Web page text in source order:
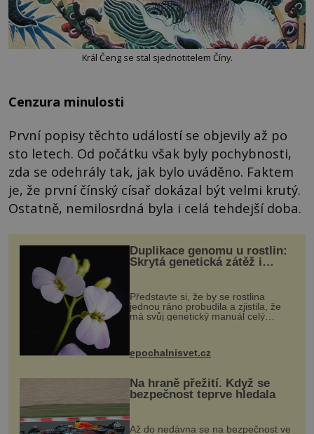
Král Čeng se stal sjednotitelem Číny.
Cenzura minulosti
První popisy těchto událostí se objevily až po
sto letech. Od počátku však byly pochybnosti,
zda se odehrály tak, jak bylo uváděno. Faktem
je, že první čínský císař dokázal být velmi krutý.
Ostatně, nemilosrdná byla i celá tehdejší doba.
Duplikace genomu u rostlin:
Skrytá genetická zátěž i
Představte si, že by se rostlina
jednou ráno probudila a zjistila, že
má svůj genetický manuál celý
vstupenka...
epochalnisvet.cz
Na hraně přežití. Když se
bezpečnost teprve hledala
Až do nedávna se na bezpečnost ve